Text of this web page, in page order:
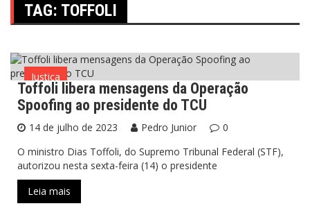
TAG: TOFFOLI
Justiça
Toffoli libera mensagens da Operação
Spoofing ao presidente do TCU
14 de julho de 2023 Pedro Junior
0
O ministro Dias Toffoli, do Supremo Tribunal Federal (STF),
autorizou nesta sexta-feira (14) o presidente
Leia mais